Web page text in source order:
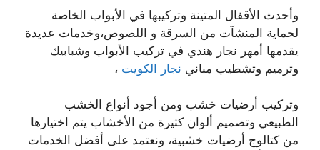
وأحدث الأقفال المتينة وتركيبها في الأبواب الخاصة
لحماية المنشآت من السرقة و اللصوص،وخدمات عديدة
يقدمها أمهر نجار هندي في تركيب الأبواب وشبابيك
وترميم وتشطيب مباني نجار الكويت ،
وتركيب أرضيات خشب ومن أجود أنواع الخشب
الطبيعي وتصميم ألوان كثيرة من الأخشاب يتم اختيارها
من كتالوج أرضيات خشبية، ونعتمد على أفضل الخدمات